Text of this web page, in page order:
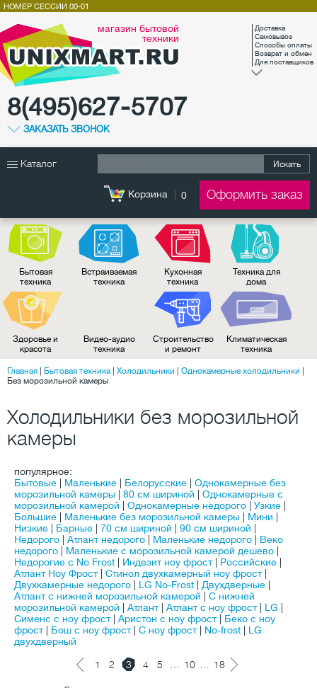
магазин бытовой
техники
8(495)627-5707
ЗАКАЗАТЬ ЗВОНОК
Доставка
Самовывоз
Способы оплаты
Возврат и обмен
Для поставщиков
НОМЕР СЕССИИ 00-01
Каталог Искать
Корзина 0 Оформить заказ
Бытовая
техника
Встраиваемая
техника
Кухонная
техника
Техника для
дома
Здоровье и
красота
Видео-аудио
техника
Строительство
и ремонт
Климатическая
техника
Главная Бытовая техника| Холодильники Однокамерные холодильники
Без морозильной камеры
Холодильники без морозильной
камеры
популярное:
Бытовые
Маленькие Белорусские
Однокамерные без
морозильной камеры
80 см шириной
Однокамерные c
морозильной камерой
Однокамерные недорого Узкие
Большие
Маленькие без морозильной камеры Мини
Низкие
Барные 70 см шириной 90 см шириной
Недорого
Атлант недорого Маленькие недорого
Веко
недорого
Маленькие с морозильной камерой дешево
Недорогие с No Frost
Индезит ноу фрост| Российские
Атлант Ноу Фрост| Стинол двухкамерный ноу фрост|
Двухкамерные недорого
LG No-Frost Двухдверные
Атлант с нижней морозильной камерой
С нижней
морозильной камерой
Атлант| Атлант с ноу фрост| LG
Сименс с ноу фрост| Аристон c ноу фрост| Беко c ноу
фрост| Бош с ноу фрост| С ноу фрост| No-frost
LG
двухдверный
1 2 3 4 5 10 18